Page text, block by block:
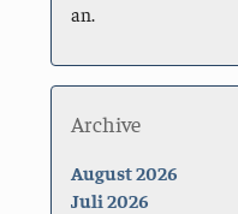
an.
Archive
August 2026
Juli 2026